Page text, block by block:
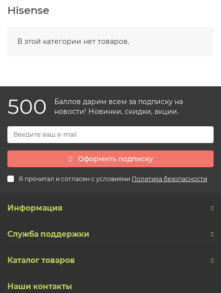
Hisense
В этой категории нет товаров.
500
Баллов дарим всем за подписку на
новости! Новинки, скидки, акции.
Оформить подписку
Я прочитал и согласен с условиями Политика безопасности
Информация
Служба поддержки
Каталог товаров
Наши контакты